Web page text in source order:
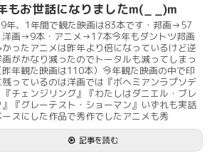
もお世話になりましたm(_ _)m
年、1年間で観た映画は83本です・邦画→57
洋画→9本・アニメ→17本今年もダントツ邦画
かったアニメは昨年より倍になっているけど逆
画がかなり減ったのでトータルも減ってしまっ
昨年観た映画は110本）今年観た映画の中で印
残っているのは洋画では『ボヘミアンラプソデ
『チェンジリング』『わたしはダニエル・ブレ
』『グレーテスト・ショーマン』いずれも実話
ースにした作品で秀作でしたアニメも秀
記事を読む